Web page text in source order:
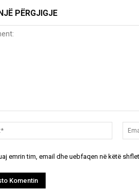
PËRGJIGJE
Emri:*
emrin tim, email dhe uebfaqen në këtë